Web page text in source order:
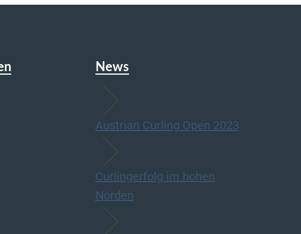
News
Austrian Curling Open 2023
Curlingerfolg im hohen
Norden